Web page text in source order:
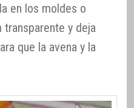
en los moldes o
transparente y deja
que la avena y la